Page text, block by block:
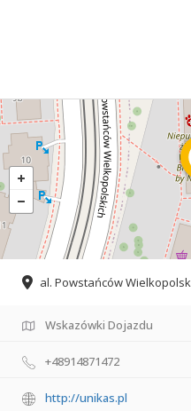
al. Powstańców
Wskazówki Dojazdu
+48914871472
http://unikas.pl